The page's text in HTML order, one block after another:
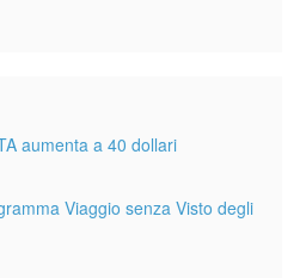
aumenta a 40 dollari
Viaggio senza Visto degli